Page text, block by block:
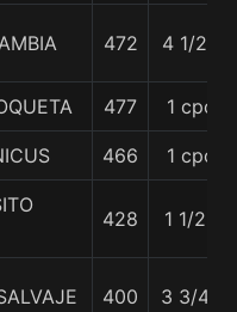
472 4 1/2 c
477 1 cpo.
466 1 cpo.
428 1 1/2 c
400 3 3/4 c